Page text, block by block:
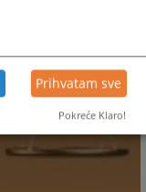
Prihvatam sve
Pokreće Klaro!